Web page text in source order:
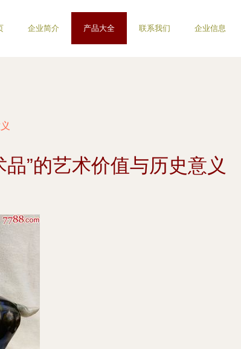
企业简介 产品大全 联系我们 企业信息
”的艺术价值与历史意义